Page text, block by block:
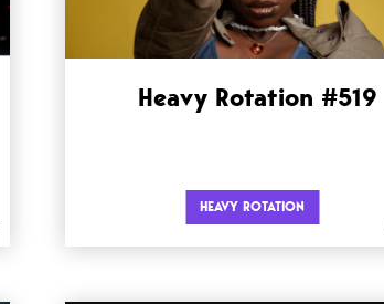
Heavy Rotation #519
HEAVY ROTATION